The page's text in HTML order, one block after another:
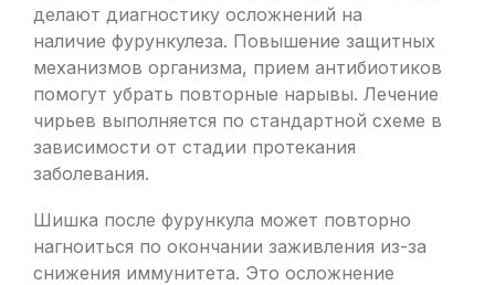
делают диагностику осложнений на
наличие фурункулеза. Повышение защитных
механизмов организма, прием антибиотиков
помогут убрать повторные нарывы. Лечение
чирьев выполняется по стандартной схеме в
зависимости от стадии протекания
заболевания.
Шишка после фурункула может повторно
нагноиться по окончании заживления из-за
снижения иммунитета. Это осложнение